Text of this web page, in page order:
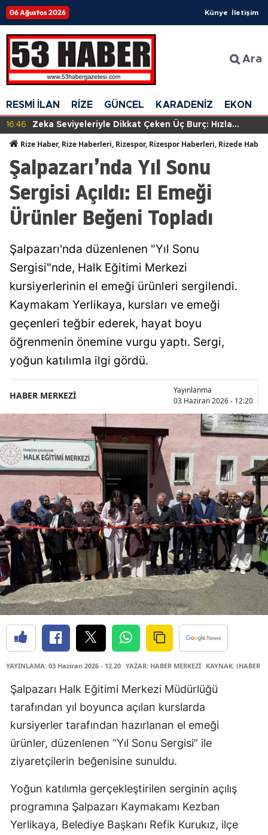
06 Ağustos 2026 Künye İletişim
Ara
RESMİ İLAN RİZE GÜNCEL KARADENİZ
16:46
Zeka Seviyeleriyle Dikkat Çeken Üç Burç: Hızla
Rize Haber, Rize Haberleri, Rizespor, Rizespor Haberleri, Rizede
Şalpazarı’nda Yıl Sonu
Sergisi Açıldı: El Emeği
Ürünler Beğeni Topladı
Şalpazarı'nda düzenlenen "Yıl Sonu
Sergisi"nde, Halk Eğitimi Merkezi
kursiyerlerinin el emeği ürünleri sergilendi.
Kaymakam Yerlikaya, kursları ve emeği
geçenleri teğbir ederek, hayat boyu
öğrenmenin önemine vurgu yaptı. Sergi,
yoğun katılımla ilgi gördü.
HABER MERKEZİ
Yayınlanma
03 Haziran 2026 - 12:20
YAYINLAMA: 03 Haziran 2026 - 12.20 YAZAR: HABER MERKEZİ KAYNAK: (HABER
Şalpazarı Halk Eğitimi Merkezi Müdürlüğü
tarafından yıl boyunca açılan kurslarda
kursiyerler tarafından hazırlanan el emeği
ürünler, düzenlenen “Yıl Sonu Sergisi” ile
ziyaretçilerin beğenisine sunuldu.
Yoğun katılımla gerçekleştirilen serginin açılış
programına Şalpazarı Kaymakamı Kezban
Yerlikaya, Belediye Başkanı Refik Kurukız, ilçe